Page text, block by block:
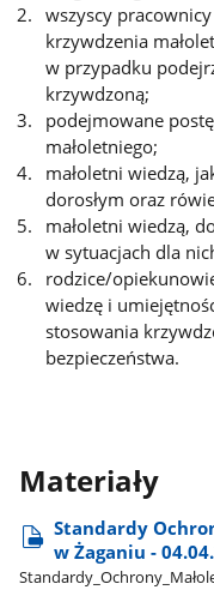
wszyscy
krzywdzenia
w przypadku
krzywdzoną;
podejmowane
małoletniego;
małoletni wiedzą,
dorosłym oraz
małoletni wiedzą,
w sytuacjach dla
rodzice/
wiedzę i
stosowania
bezpieczeństwa.
Materiały
Standardy
w Żaganiu -